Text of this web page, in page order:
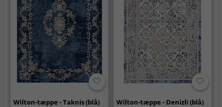
Wilton-tæppe - Taknis (blå) Wilton-tæppe - Denizli (blå)